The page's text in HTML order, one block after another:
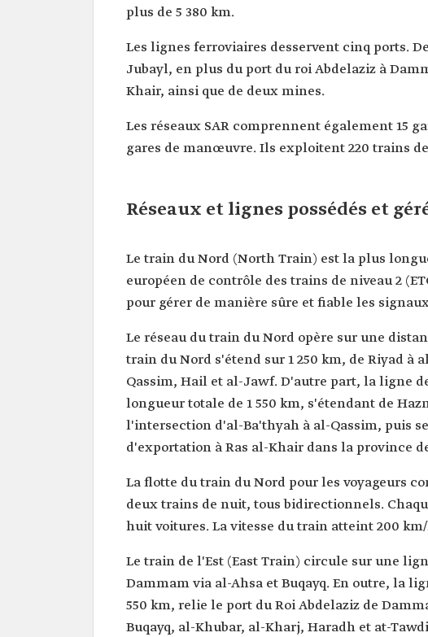
plus de 5 380 km.
Les lignes ferroviaires desservent cinq ports.
Jubayl, en plus du port du roi Abdelaziz à
Khair, ainsi que de deux mines.
Les réseaux SAR comprennent également 15
gares de manœuvre. Ils exploitent 220 trains
Réseaux et lignes possédés et
Le train du Nord (North Train) est la plus
européen de contrôle des trains de niveau 2
pour gérer de manière sûre et fiable les
Le réseau du train du Nord opère sur une
train du Nord s'étend sur 1 250 km, de Riyad à
Qassim, Hail et al-Jawf. D'autre part, la ligne
longueur totale de 1 550 km, s'étendant de
l'intersection d'al-Ba'thyah à al-Qassim, puis
d'exportation à Ras al-Khair dans la province
La flotte du train du Nord pour les voyageurs
deux trains de nuit, tous bidirectionnels.
huit voitures. La vitesse du train atteint 200
Le train de l'Est (East Train) circule sur une
Dammam via al-Ahsa et Buqayq. En outre, la
550 km, relie le port du Roi Abdelaziz de
Buqayq, al-Khubar, al-Kharj, Haradh et at-